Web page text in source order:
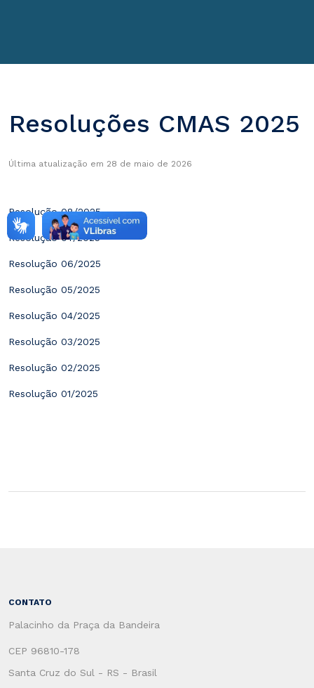
Resoluções CMAS 2025
Última atualização em 28 de maio de 2026
Resolução 08/2025
Resolução 07/2025
Resolução 06/2025
Resolução 05/2025
Resolução 04/2025
Resolução 03/2025
Resolução 02/2025
Resolução 01/2025
CONTATO
Palacinho da Praça da Bandeira
CEP 96810-178
Santa Cruz do Sul - RS - Brasil